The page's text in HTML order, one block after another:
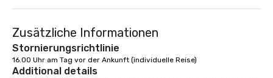
Zusätzliche Informationen
Stornierungsrichtlinie
16.00 Uhr am Tag vor der Ankunft (individuelle Reise)
Additional details